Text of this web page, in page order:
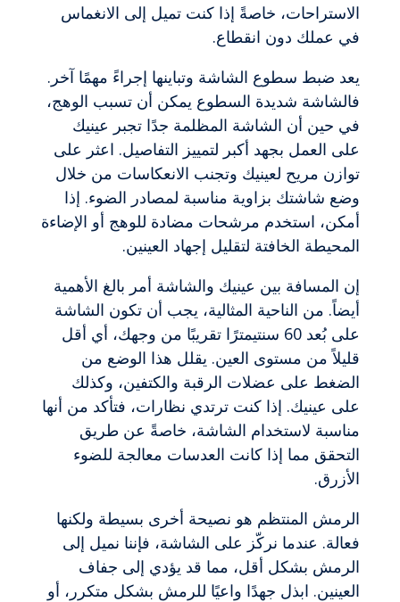
الاستراحات، خاصةً إذا كنت تميل إلى الانغماس
في عملك دون انقطاع.
يعد ضبط سطوع الشاشة وتباينها إجراءً مهمًا آخر.
فالشاشة شديدة السطوع يمكن أن تسبب الوهج،
في حين أن الشاشة المظلمة جدًا تجبر عينيك
على العمل بجهد أكبر لتمييز التفاصيل. اعثر على
توازن مريح لعينيك وتجنب الانعكاسات من خلال
وضع شاشتك بزاوية مناسبة لمصادر الضوء. إذا
أمكن، استخدم مرشحات مضادة للوهج أو الإضاءة
المحيطة الخافتة لتقليل إجهاد العينين.
إن المسافة بين عينيك والشاشة أمر بالغ الأهمية
أيضاً. من الناحية المثالية، يجب أن تكون الشاشة
على بُعد 60 سنتيمترًا تقريبًا من وجهك، أي أقل
قليلاً من مستوى العين. يقلل هذا الوضع من
الضغط على عضلات الرقبة والكتفين، وكذلك
على عينيك. إذا كنت ترتدي نظارات، فتأكد من أنها
مناسبة لاستخدام الشاشة، خاصةً عن طريق
التحقق مما إذا كانت العدسات معالجة للضوء
الأزرق.
الرمش المنتظم هو نصيحة أخرى بسيطة ولكنها
فعالة. عندما نركّز على الشاشة، فإننا نميل إلى
الرمش بشكل أقل، مما قد يؤدي إلى جفاف
العينين. ابذل جهدًا واعيًا للرمش بشكل متكرر، أو